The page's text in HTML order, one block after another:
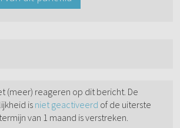
(meer) reageren op dit bericht. De
is niet geactiveerd of de uiterste
van 1 maand is verstreken.